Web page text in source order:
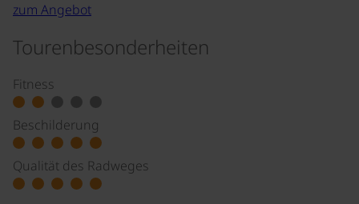
zum Angebot
Tourenbesonderheiten
Fitness
Beschilderung
Qualität des Radweges